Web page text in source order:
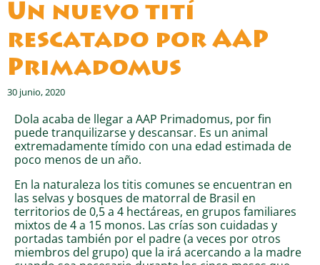
Un nuevo tití
rescatado por AAP
Primadomus
30 junio, 2020
Dola acaba de llegar a AAP Primadomus, por fin
puede tranquilizarse y descansar. Es un animal
extremadamente tímido con una edad estimada de
poco menos de un año.
En la naturaleza los titis comunes se encuentran en
las selvas y bosques de matorral de Brasil en
territorios de 0,5 a 4 hectáreas, en grupos familiares
mixtos de 4 a 15 monos. Las crías son cuidadas y
portadas también por el padre (a veces por otros
miembros del grupo) que la irá acercando a la madre